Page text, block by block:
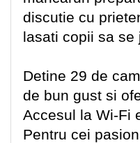
discutie cu
lasati copii sa se
Detine 29 de
de bun gust si
Accesul la Wi-Fi
Pentru cei